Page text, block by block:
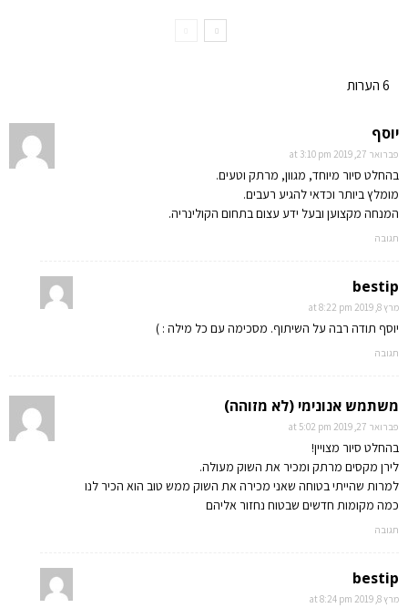
6 הערות
יוסף
פברואר 27, 2019 at 3:10 pm
בהחלט סיור מיוחד, מגוון, מרתק וטעים.
מומלץ ביותר וכדאי להגיע רעבים.
המנחה מקצוען ובעל ידע עצום בתחום הקולינריה.
תגובה
bestip
מרץ 8, 2019 at 8:22 pm
יוסף תודה רבה על השיתוף. מסכימה עם כל מילה : )
תגובה
משתמש אנונימי (לא מזוהה)
פברואר 27, 2019 at 5:02 pm
בהחלט סיור מצויין!
לירן מקסים מרתק ומכיר את השוק מעולה.
למרות שהייתי בטוחה שאני מכירה את השוק ממש טוב הוא הכיר לנו
כמה מקומות חדשים שבטוח נחזור אליהם
תגובה
bestip
מרץ 8, 2019 at 8:24 pm